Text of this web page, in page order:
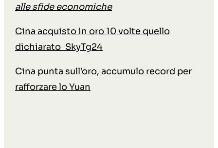
alle sfide economiche
Cina acquisto in oro 10 volte quello
dichiarato_SkyTg24
Cina punta sull’oro, accumulo record per
rafforzare lo Yuan